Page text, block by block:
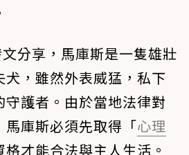
分享，馬庫斯是一隻雄壯
犬，雖然外表威猛，私下
護者。由於當地法律對
馬庫斯必須先取得「心理
格才能合法與主人生活。